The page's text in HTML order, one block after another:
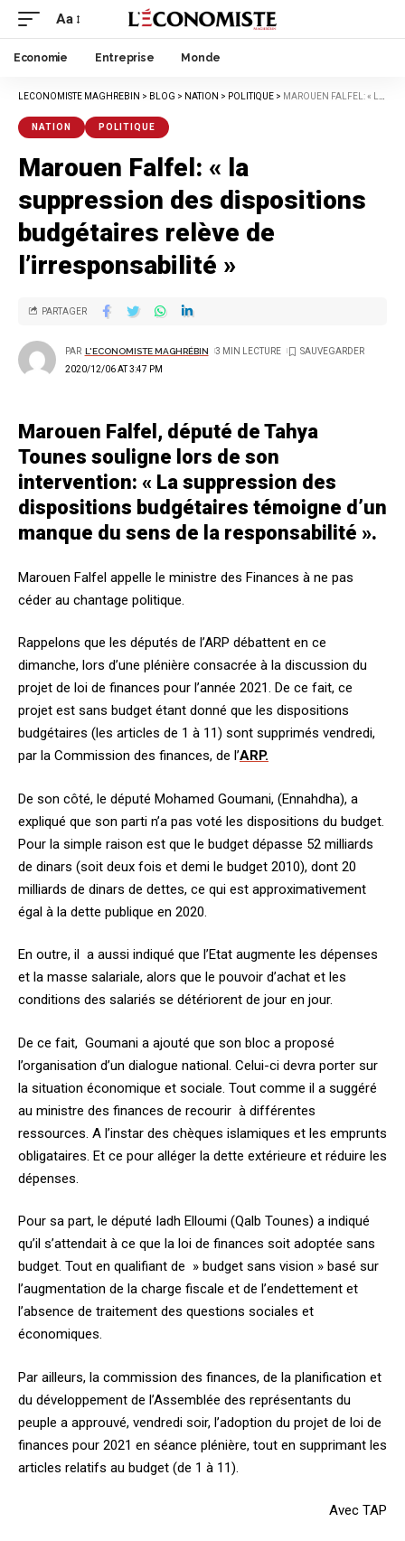
Aa
Economie Entreprise Monde
LECONOMISTE MAGHREBIN > BLOG > NATION > POLITIQUE > MAROUEN FALFEL: « LA SUPPRESSION DES DISPOSITIONS BUDGÉTAIRES RELÈVE DE L’IRRESPONSABILITÉ »
NATION POLITIQUE
Marouen Falfel: « la
suppression des dispositions
budgétaires relève de
l’irresponsabilité »
2020/12/06 AT 3:47 PM
PAR L'ECONOMISTE MAGHRÉBIN 3 MIN LECTURE
PARTAGER
Marouen Falfel, député de Tahya
Tounes souligne lors de son
intervention: « La suppression des
dispositions budgétaires témoigne d’un
manque du sens de la responsabilité ».
Marouen Falfel appelle le ministre des Finances à ne pas
céder au chantage politique.
Rappelons que les députés de l’ARP débattent en ce
dimanche, lors d’une plénière consacrée à la discussion du
projet de loi de finances pour l’année 2021. De ce fait, ce
projet est sans budget étant donné que les dispositions
budgétaires (les articles de 1 à 11) sont supprimés vendredi,
par la Commission des finances, de l’ARP.
De son côté, le député Mohamed Goumani, (Ennahdha), a
expliqué que son parti n’a pas voté les dispositions du budget.
Pour la simple raison est que le budget dépasse 52 milliards
de dinars (soit deux fois et demi le budget 2010), dont 20
milliards de dinars de dettes, ce qui est approximativement
égal à la dette publique en 2020.
En outre, il a aussi indiqué que l’Etat augmente les dépenses
et la masse salariale, alors que le pouvoir d’achat et les
conditions des salariés se détériorent de jour en jour.
De ce fait, Goumani a ajouté que son bloc a proposé
l’organisation d’un dialogue national. Celui-ci devra porter sur
la situation économique et sociale. Tout comme il a suggéré
au ministre des finances de recourir à différentes
ressources. A l’instar des chèques islamiques et les emprunts
obligataires. Et ce pour alléger la dette extérieure et réduire les
dépenses.
Pour sa part, le député Iadh Elloumi (Qalb Tounes) a indiqué
qu’il s’attendait à ce que la loi de finances soit adoptée sans
budget. Tout en qualifiant de » budget sans vision » basé sur
l’augmentation de la charge fiscale et de l’endettement et
l’absence de traitement des questions sociales et
économiques.
Par ailleurs, la commission des finances, de la planification et
du développement de l’Assemblée des représentants du
peuple a approuvé, vendredi soir, l’adoption du projet de loi de
finances pour 2021 en séance plénière, tout en supprimant les
articles relatifs au budget (de 1 à 11).
Avec TAP